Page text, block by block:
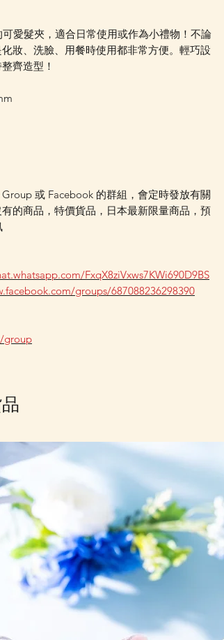
愛髮夾，適合日常使用或作為小禮物！不論
妝、洗臉、用餐時使用都非常方便。輕巧設
齊造型！
或 Facebook 的群組，會定時發放有關
的商品，特價貨品，日本最新限量商品，預
FxqX8ziVxws7KWi690D9BS
groups/687088236298390
group